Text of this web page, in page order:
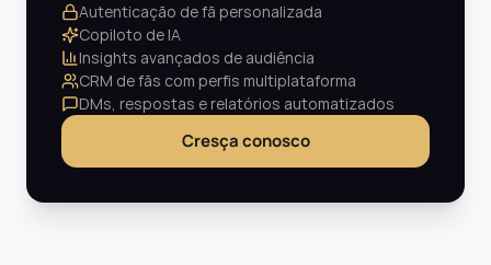
Autenticação de fã personalizada
Copiloto de IA
Insights avançados de audiência
CRM de fãs com perfis multiplataforma
DMs, respostas e relatórios automatizados
Cresça conosco